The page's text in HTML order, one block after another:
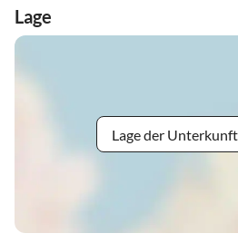
Lage
Lage der